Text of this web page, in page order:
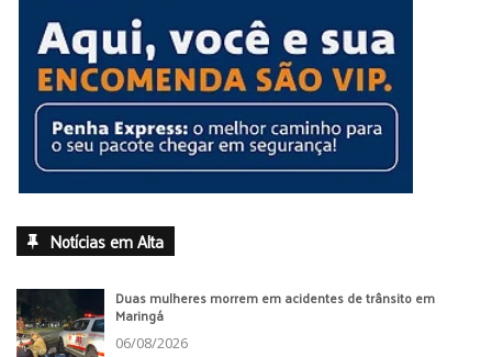
Notícias em Alta
Duas mulheres morrem em acidentes de trânsito em
Maringá
06/08/2026